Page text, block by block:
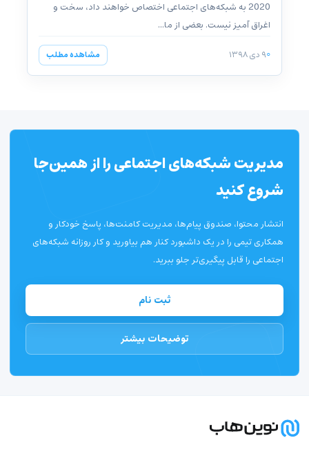
2020 به شبکه‌های اجتماعی اختصاص خواهند داد، سخت و
اغراق آمیز نیست. بعضی از ما...
۹ دی ۱۳۹۸ مشاهده مطلب
مدیریت شبکه‌های اجتماعی را از همین‌جا
شروع کنید
انتشار محتوا، صندوق پیام‌ها، مدیریت کامنت‌ها، پاسخ خودکار و
همکاری تیمی را در یک داشبورد کنار هم بیاورید و کار روزانه شبکه‌های
اجتماعی را قابل پیگیری‌تر جلو ببرید.
ثبت نام
توضیحات بیشتر